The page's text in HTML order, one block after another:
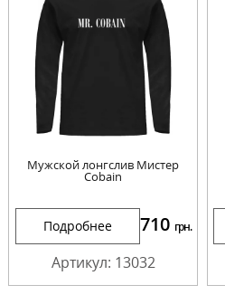
Мужской лонгслив Мистер
Cobain
Подробнее 710 грн.
Артикул: 13032